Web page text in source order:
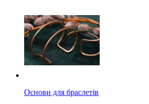
Основи для браслетів